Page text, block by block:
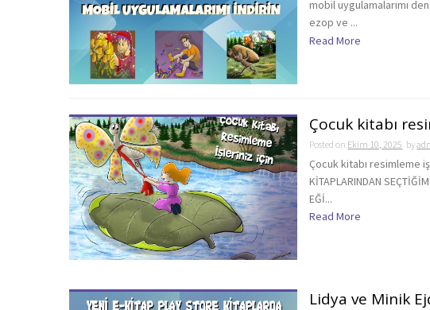
mobil uygulamalarımı
ezop ve ...
Read More
Çocuk kitabı
Posted on Ekim 10, 2025 by
Çocuk kitabı resimleme
KİTAPLARINDAN
EĞİ...
Read More
Lidya ve Minik